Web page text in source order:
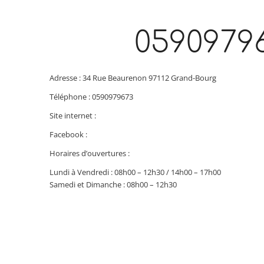
Adresse : 34 Rue Beaurenon 97112 Grand-Bourg
Téléphone : 0590979673
Site internet :
Facebook :
Horaires d’ouvertures :
Lundi à Vendredi : 08h00 – 12h30 / 14h00 – 17h00
Samedi et Dimanche : 08h00 – 12h30